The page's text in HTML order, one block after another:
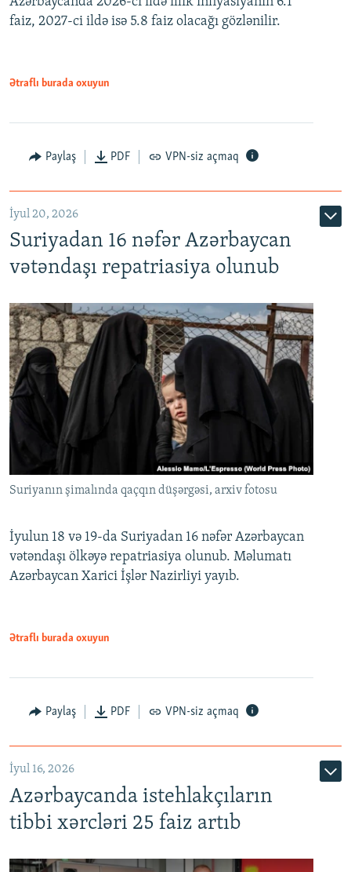
Auto
480p
faiz, 2027-ci ildə isə 5.8 faiz olacağı gözlənilir.
Ətraflı burada oxuyun
Paylaş PDF VPN-siz açmaq
İyul 20, 2026
Suriyadan 16 nəfər Azərbaycan
vətəndaşı repatriasiya olunub
Suriyanın şimalında qaçqın düşərgəsi, arxiv fotosu
İyulun 18 və 19-da Suriyadan 16 nəfər Azərbaycan
vətəndaşı ölkəyə repatriasiya olunub. Məlumatı
Azərbaycan Xarici İşlər Nazirliyi yayıb.
Ətraflı burada oxuyun
Paylaş PDF VPN-siz açmaq
İyul 16, 2026
Azərbaycanda istehlakçıların
tibbi xərcləri 25 faiz artıb